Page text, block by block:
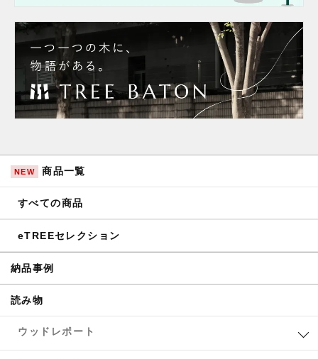
NEW 商品一覧
すべての商品
eTREEセレクション
納品事例
読み物
ウッドレポート